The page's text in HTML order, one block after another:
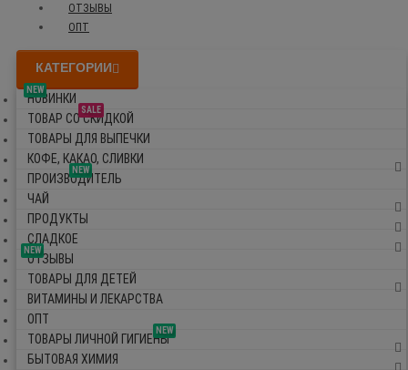
ОТЗЫВЫ
ОПТ
КАТЕГОРИИ
NEW
НОВИНКИ
SALE
ТОВАР СО СКИДКОЙ
ТОВАРЫ ДЛЯ ВЫПЕЧКИ
КОФЕ, КАКАО, СЛИВКИ
NEW
ПРОИЗВОДИТЕЛЬ
ЧАЙ
ПРОДУКТЫ
СЛАДКОЕ
NEW
ОТЗЫВЫ
ТОВАРЫ ДЛЯ ДЕТЕЙ
ВИТАМИНЫ И ЛЕКАРСТВА
ОПТ
NEW
ТОВАРЫ ЛИЧНОЙ ГИГИЕНЫ
БЫТОВАЯ ХИМИЯ